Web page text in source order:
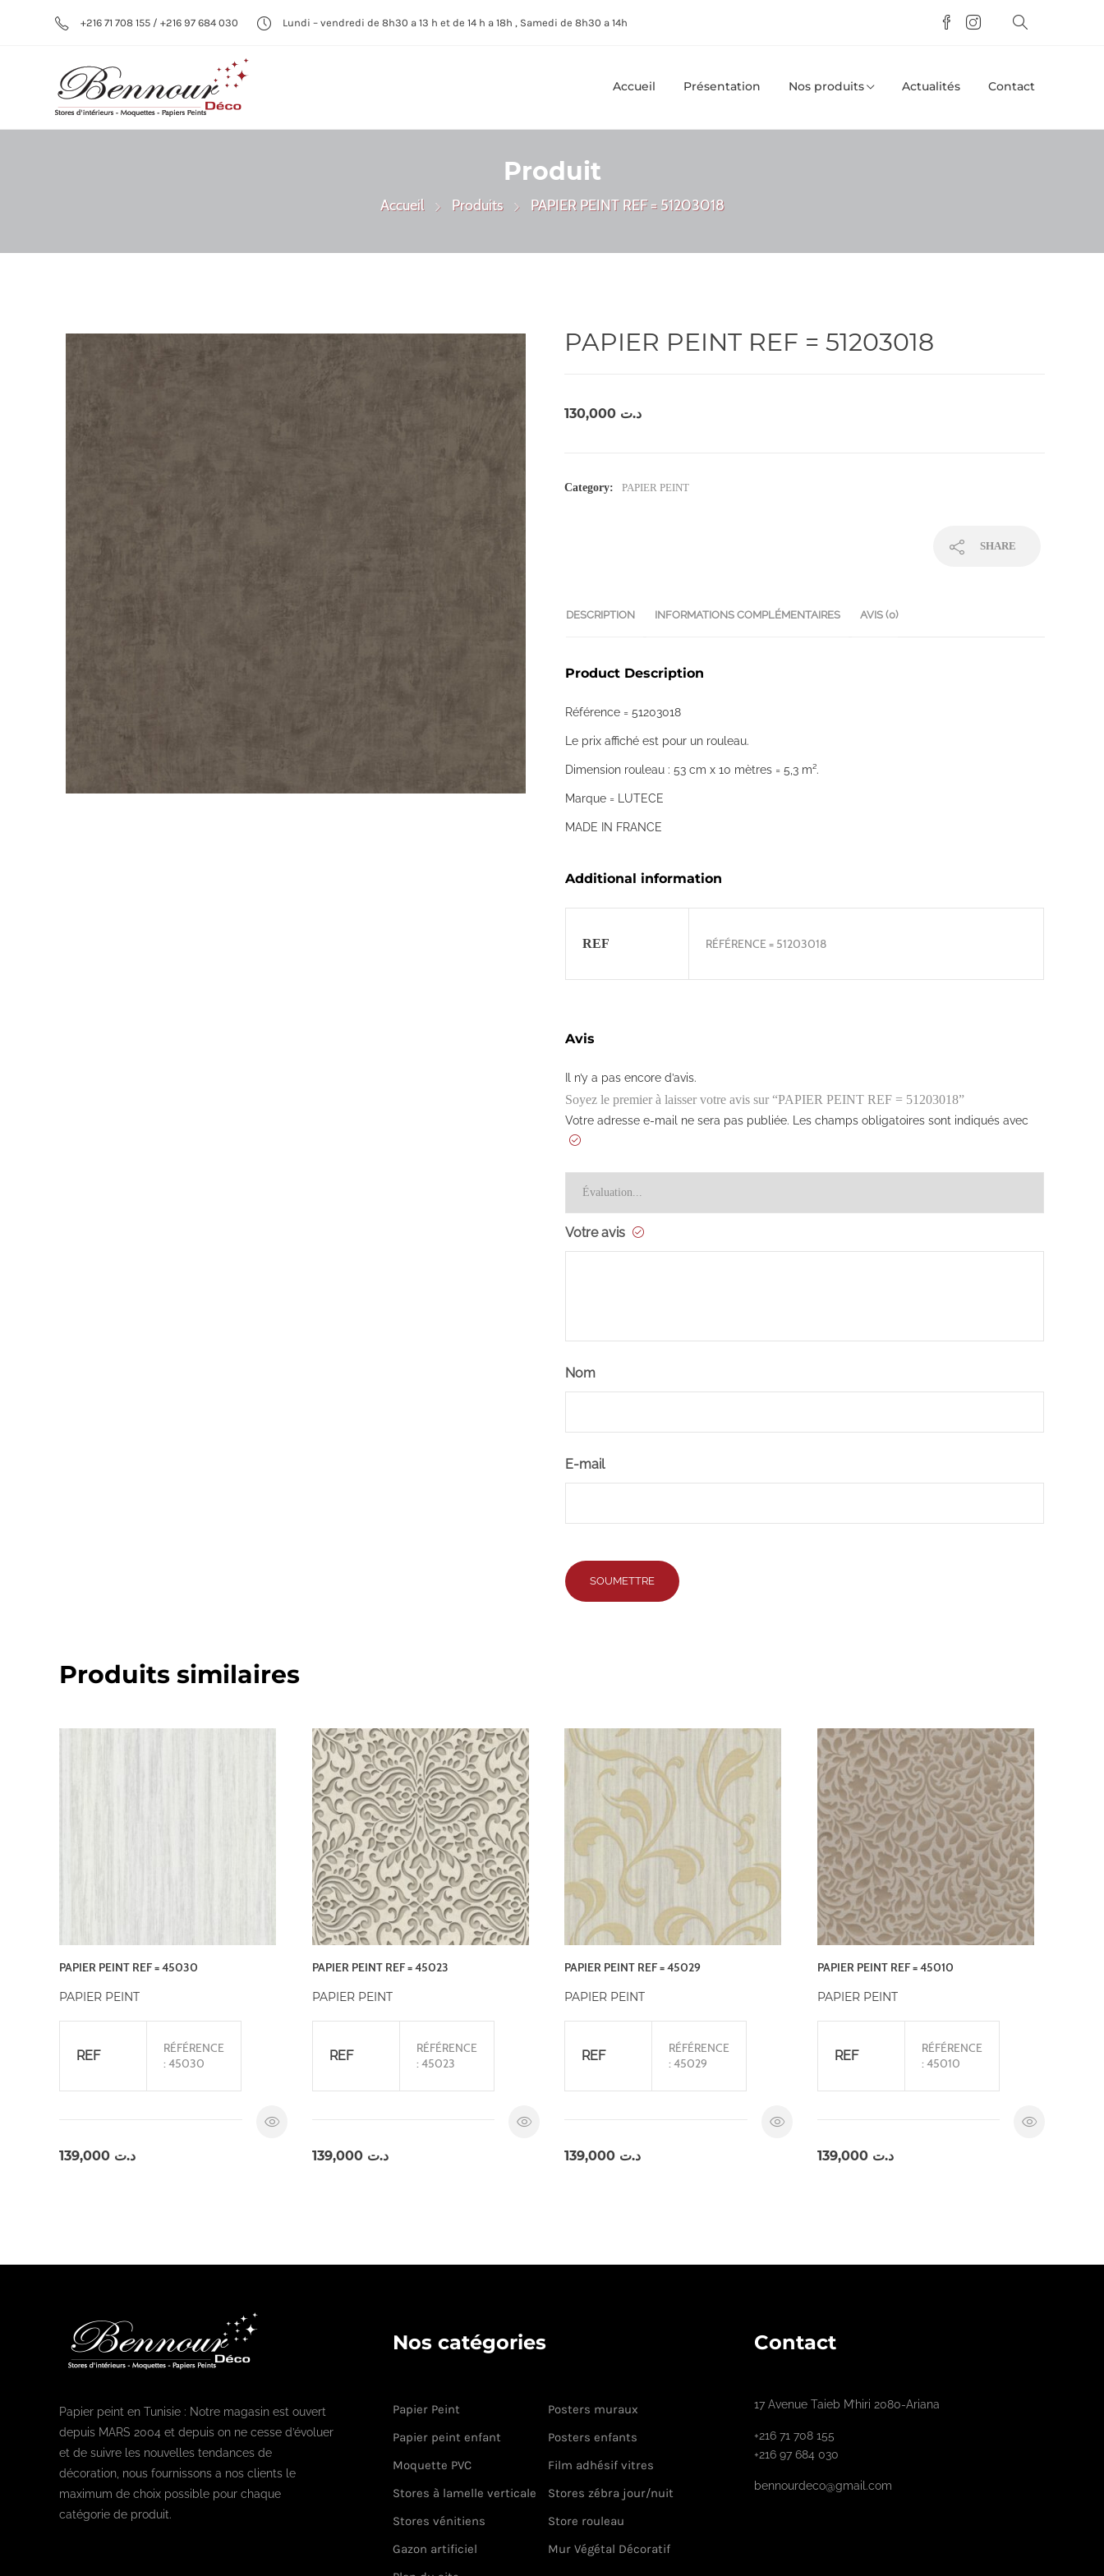
+216 71 708 155 / +216 97 684 030 Lundi – vendredi de 8h30 a 13 h et de 14 h a 18h , Samedi de 8h30 a 14h
Accueil Présentation Nos produits Actualités Contact
Produit
Accueil Produits PAPIER PEINT REF = 51203018
PAPIER PEINT REF = 51203018
د.ت
Category: PAPIER PEINT
SHARE
DESCRIPTION INFORMATIONS COMPLÉMENTAIRES AVIS (0)
Product Description
Référence = 51203018
Le prix affiché est pour un rouleau.
Dimension rouleau : 53 cm x 10 mètres = 5,3 m².
Marque = LUTECE
MADE IN FRANCE
Additional information
REF RÉFÉRENCE = 51203018
Avis
Il n’y a pas encore d’avis.
Soyez le premier à laisser votre avis sur “PAPIER PEINT REF = 51203018”
Votre adresse e-mail ne sera pas publiée. Les champs obligatoires sont indiqués avec
Votre avis
Nom
E-mail
Produits similaires
PAPIER PEINT REF = 45030
PAPIER PEINT
REF
RÉFÉRENCE
: 45030
د.ت
PAPIER PEINT REF = 45023
PAPIER PEINT
REF
RÉFÉRENCE
: 45023
د.ت 139,000
PAPIER PEINT REF = 45029
PAPIER PEINT
REF
RÉFÉRENCE
: 45029
د.ت
PAPIER PEINT REF = 45010
PAPIER PEINT
REF
RÉFÉRENCE
: 45010
د.ت 139,000
Papier peint en Tunisie : Notre magasin est ouvert
depuis MARS 2004 et depuis on ne cesse d’évoluer
et de suivre les nouvelles tendances de
décoration, nous fournissons a nos clients le
maximum de choix possible pour chaque
catégorie de produit.
Nos catégories
Papier Peint
Posters muraux
Papier peint enfant
Posters enfants
Moquette PVC
Film adhésif vitres
Stores à lamelle verticale
Stores zébra jour/nuit
Stores vénitiens
Store rouleau
Gazon artificiel
Mur Végétal Décoratif
Contact
17 Avenue Taieb M’hiri 2080-Ariana
+216 71 708 155
+216 97 684 030
bennourdeco@gmail.com